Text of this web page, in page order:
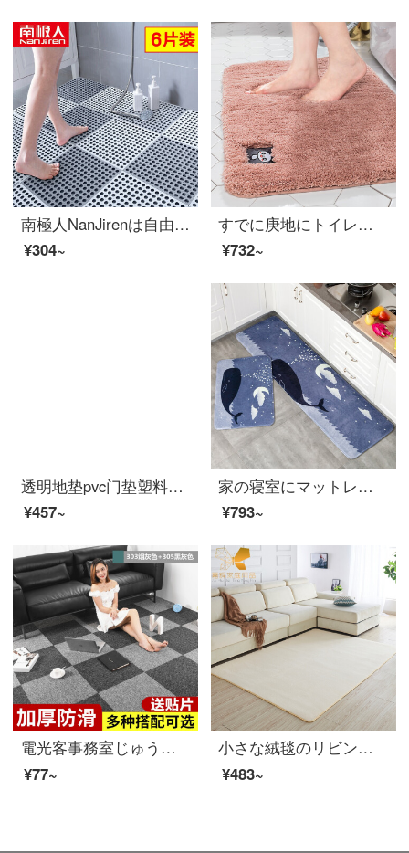
南極人NanJirenは自由にバスルームの滑り止めマットをつなぎます。足の敷きが透きます。水をあけて疎水性のマットを敷いてトイレのシャワールームのバスタブホテルを裁断します。30*30 cm 6枚のセットを自由に裁断できます。
¥304~
すでに庚地にトイレの浴室の入り口に吸水マットを敷いています。家庭用浴室の吸水マットです。
¥732~
透明地垫pvc门垫塑料木地板保护垫膜进门客厅家用防水滑垫子 透明1.5mm 100*100【大尺寸可随意裁剪】
¥457~
家の寝室にマットレスを敷いて、玄関のバスルームに水を吸い込む滑り止めマットを厚くしました。長いマットを敷いて、洗濯機でシャッフルできます。ドリームクジラ50 X 120 CMを洗います。
¥793~
電光客事務室じゅうたんスプラインが寝室のリビングルームの部屋に敷き詰められています。オフィスビルの工事用絨毯303煙灰色+305黒灰色50 x 50 cm-1枚の価格で1枚のチップを送ります。
¥77~
小さな絨毯のリビングルームはベージュ色で、寝室は可愛いキャスターネットがいっぱいあります。
¥483~